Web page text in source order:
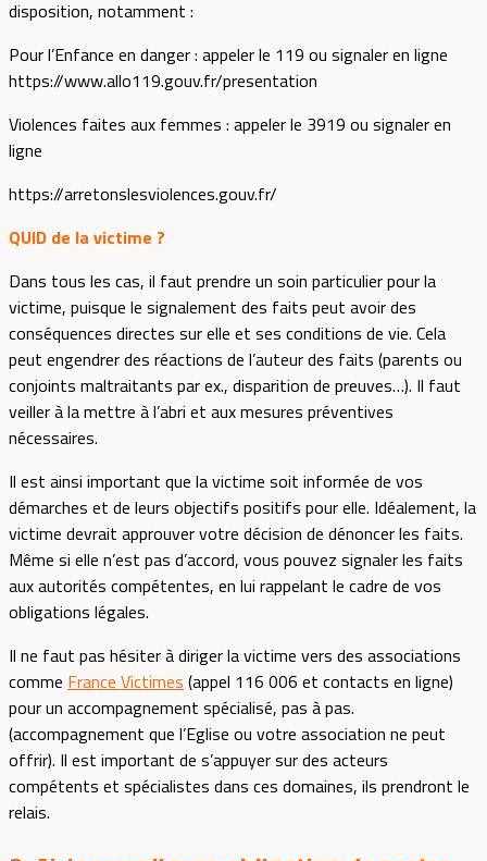
disposition, notamment :
Pour l’Enfance en danger : appeler le 119 ou signaler en ligne
https://www.allo119.gouv.fr/presentation
Violences faites aux femmes : appeler le 3919 ou signaler en
ligne
https://arretonslesviolences.gouv.fr/
QUID de la victime ?
Dans tous les cas, il faut prendre un soin particulier pour la
victime, puisque le signalement des faits peut avoir des
conséquences directes sur elle et ses conditions de vie. Cela
peut engendrer des réactions de l’auteur des faits (parents ou
conjoints maltraitants par ex., disparition de preuves…). Il faut
veiller à la mettre à l’abri et aux mesures préventives
nécessaires.
Il est ainsi important que la victime soit informée de vos
démarches et de leurs objectifs positifs pour elle. Idéalement, la
victime devrait approuver votre décision de dénoncer les faits.
Même si elle n’est pas d’accord, vous pouvez signaler les faits
aux autorités compétentes, en lui rappelant le cadre de vos
obligations légales.
Il ne faut pas hésiter à diriger la victime vers des associations
comme France Victimes (appel 116 006 et contacts en ligne)
pour un accompagnement spécialisé, pas à pas.
(accompagnement que l’Eglise ou votre association ne peut
offrir). Il est important de s’appuyer sur des acteurs
compétents et spécialistes dans ces domaines, ils prendront le
relais.